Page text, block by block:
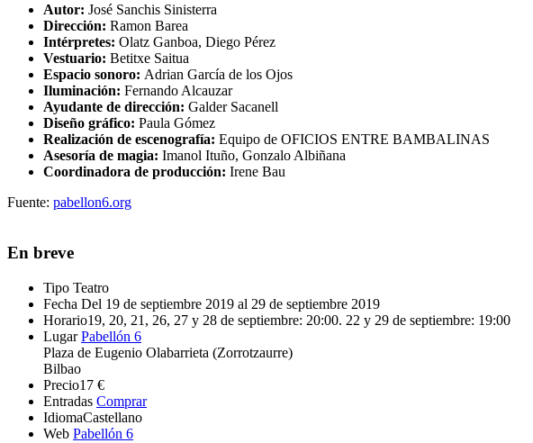
Autor: José Sanchis Sinisterra
Dirección: Ramon Barea
Intérpretes: Olatz Ganboa, Diego Pérez
Vestuario: Betitxe Saitua
Espacio sonoro: Adrian García de los Ojos
Iluminación: Fernando Alcauzar
Ayudante de dirección: Galder Sacanell
Diseño gráfico: Paula Gómez
Realización de escenografía: Equipo de OFICIOS ENTRE BAMBALINAS
Asesoría de magia: Imanol Ituño, Gonzalo Albiñana
Coordinadora de producción: Irene Bau
Fuente: pabellon6.org
En breve
Tipo Teatro
Fecha Del 19 de septiembre 2019 al 29 de septiembre 2019
Horario19, 20, 21, 26, 27 y 28 de septiembre: 20:00. 22 y 29 de septiembre: 19:00
Lugar Pabellón 6
Plaza de Eugenio Olabarrieta (Zorrotzaurre)
Bilbao
Precio17 €
Entradas Comprar
IdiomaCastellano
Web Pabellón 6